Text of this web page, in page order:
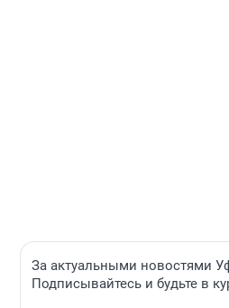
За актуальными новостями
Подписывайтесь и будьте в